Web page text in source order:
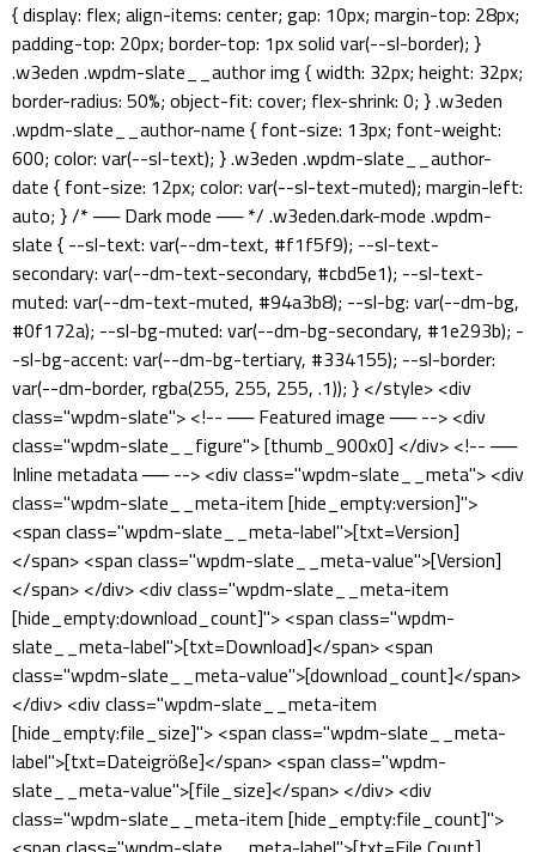
{ display: flex; align-items: center; gap: 10px; margin-top: 28px;
padding-top: 20px; border-top: 1px solid var(--sl-border); }
.w3eden .wpdm-slate__author img { width: 32px; height: 32px;
border-radius: 50%; object-fit: cover; flex-shrink: 0; } .w3eden
.wpdm-slate__author-name { font-size: 13px; font-weight:
600; color: var(--sl-text); } .w3eden .wpdm-slate__author-
date { font-size: 12px; color: var(--sl-text-muted); margin-left:
auto; } /* ── Dark mode ── */ .w3eden.dark-mode .wpdm-
slate { --sl-text: var(--dm-text, #f1f5f9); --sl-text-
secondary: var(--dm-text-secondary, #cbd5e1); --sl-text-
muted: var(--dm-text-muted, #94a3b8); --sl-bg: var(--dm-bg,
#0f172a); --sl-bg-muted: var(--dm-bg-secondary, #1e293b); -
-sl-bg-accent: var(--dm-bg-tertiary, #334155); --sl-border:
var(--dm-border, rgba(255, 255, 255, .1)); } </style> <div
class="wpdm-slate"> <!-- ── Featured image ── --> <div
class="wpdm-slate__figure"> [thumb_900x0] </div> <!-- ──
Inline metadata ── --> <div class="wpdm-slate__meta"> <div
class="wpdm-slate__meta-item [hide_empty:version]">
<span class="wpdm-slate__meta-label">[txt=Version]
</span> <span class="wpdm-slate__meta-value">[Version]
</span> </div> <div class="wpdm-slate__meta-item
[hide_empty:download_count]"> <span class="wpdm-
slate__meta-label">[txt=Download]</span> <span
class="wpdm-slate__meta-value">[download_count]</span>
</div> <div class="wpdm-slate__meta-item
[hide_empty:file_size]"> <span class="wpdm-slate__meta-
label">[txt=Dateigröße]</span> <span class="wpdm-
slate__meta-value">[file_size]</span> </div> <div
class="wpdm-slate__meta-item [hide_empty:file_count]">